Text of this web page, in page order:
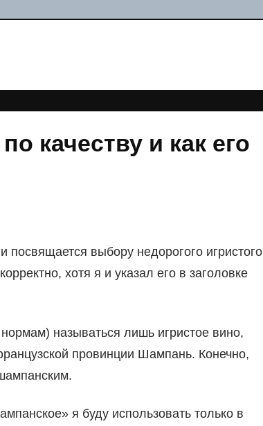
качеству и как его
выбору недорогого игристого
хотя я и указал его в заголовке
называться лишь игристое вино,
провинции Шампань. Конечно,
я буду использовать только в